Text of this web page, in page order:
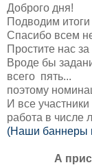
Доброго дня!
Подводим итоги
Спасибо всем
Простите нас
Вроде бы
всего пять...
поэтому
И все
работа в числе
(Наши баннеры
А